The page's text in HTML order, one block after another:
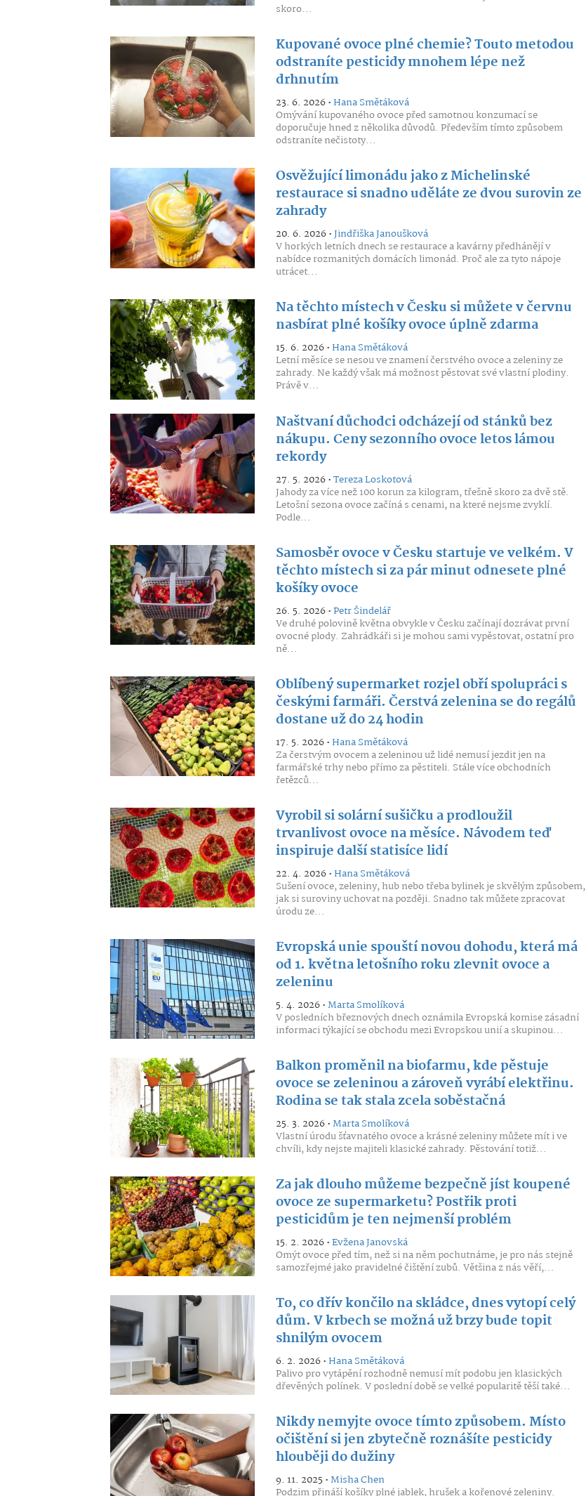
skoro...
Kupované ovoce plné chemie? Touto metodou
odstraníte pesticidy mnohem lépe než
drhnutím
23. 6. 2026 •Hana Smětáková
Omývání kupovaného ovoce před samotnou konzumací se
doporučuje hned z několika důvodů. Především tímto způsobem
odstraníte nečistoty...
Osvěžující limonádu jako z Michelinské
restaurace si snadno uděláte ze dvou surovin ze
zahrady
20. 6. 2026 •Jindřiška Janoušková
V horkých letních dnech se restaurace a kavárny předhánějí v
nabídce rozmanitých domácích limonád. Proč ale za tyto nápoje
utrácet...
Na těchto místech v Česku si můžete v červnu
nasbírat plné košíky ovoce úplně zdarma
15. 6. 2026 •Hana Smětáková
Letní měsíce se nesou ve znamení čerstvého ovoce a zeleniny ze
zahrady. Ne každý však má možnost pěstovat své vlastní plodiny.
Právě v...
Naštvaní důchodci odcházejí od stánků bez
nákupu. Ceny sezonního ovoce letos lámou
rekordy
27. 5. 2026 •Tereza Loskotová
Jahody za více než 100 korun za kilogram, třešně skoro za dvě stě.
Letošní sezona ovoce začíná s cenami, na které nejsme zvyklí.
Podle...
Samosběr ovoce v Česku startuje ve velkém. V
těchto místech si za pár minut odnesete plné
košíky ovoce
26. 5. 2026 •Petr Šindelář
Ve druhé polovině května obvykle v Česku začínají dozrávat první
ovocné plody. Zahrádkáři si je mohou sami vypěstovat, ostatní pro
ně...
Oblíbený supermarket rozjel obří spolupráci s
českými farmáři. Čerstvá zelenina se do regálů
dostane už do 24 hodin
17. 5. 2026 •Hana Smětáková
Za čerstvým ovocem a zeleninou už lidé nemusí jezdit jen na
farmářské trhy nebo přímo za pěstiteli. Stále více obchodních
řetězců...
Vyrobil si solární sušičku a prodloužil
trvanlivost ovoce na měsíce. Návodem teď
inspiruje další statisíce lidí
22. 4. 2026 •Hana Smětáková
Sušení ovoce, zeleniny, hub nebo třeba bylinek je skvělým způsobem,
jak si suroviny uchovat na později. Snadno tak můžete zpracovat
úrodu ze...
Evropská unie spouští novou dohodu, která má
od 1. května letošního roku zlevnit ovoce a
zeleninu
5. 4. 2026 •Marta Smolíková
V posledních březnových dnech oznámila Evropská komise zásadní
informaci týkající se obchodu mezi Evropskou unií a skupinou...
Balkon proměnil na biofarmu, kde pěstuje
ovoce se zeleninou a zároveň vyrábí elektřinu.
Rodina se tak stala zcela soběstačná
25. 3. 2026 •Marta Smolíková
Vlastní úrodu šťavnatého ovoce a krásné zeleniny můžete mít i ve
chvíli, kdy nejste majiteli klasické zahrady. Pěstování totiž...
Za jak dlouho můžeme bezpečně jíst koupené
ovoce ze supermarketu? Postřik proti
pesticidům je ten nejmenší problém
15. 2. 2026 •Evžena Janovská
Omýt ovoce před tím, než si na něm pochutnáme, je pro nás stejně
samozřejmé jako pravidelné čištění zubů. Většina z nás věří,...
To, co dřív končilo na skládce, dnes vytopí celý
dům. V krbech se možná už brzy bude topit
shnilým ovocem
6. 2. 2026 •Hana Smětáková
Palivo pro vytápění rozhodně nemusí mít podobu jen klasických
dřevěných polínek. V poslední době se velké popularitě těší také...
Nikdy nemyjte ovoce tímto způsobem. Místo
očištění si jen zbytečně roznášíte pesticidy
hlouběji do dužiny
9. 11. 2025 •Misha Chen
Podzim přináší košíky plné jablek, hrušek a kořenové zeleniny.